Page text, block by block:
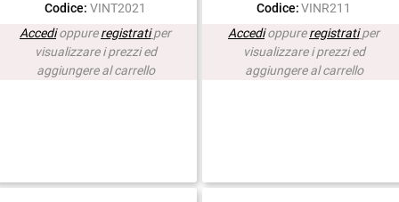
Codice: VINT2021
Accedioppureregistrati per
visualizzare i prezzi ed
aggiungere al carrello
Codice: VINR211
Accedioppureregistrati per
visualizzare i prezzi ed
aggiungere al carrello